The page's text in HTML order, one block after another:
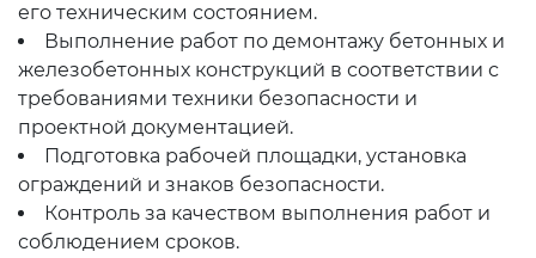
его техническим состоянием.
Выполнение работ по демонтажу бетонных и
железобетонных конструкций в соответствии с
требованиями техники безопасности и
проектной документацией.
Подготовка рабочей площадки, установка
ограждений и знаков безопасности.
Контроль за качеством выполнения работ и
соблюдением сроков.